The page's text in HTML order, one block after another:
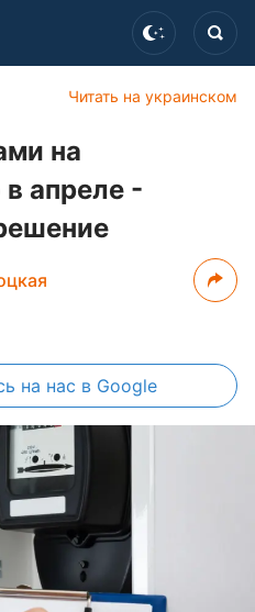
Читать на украинском
на
апреле -
на нас в Google